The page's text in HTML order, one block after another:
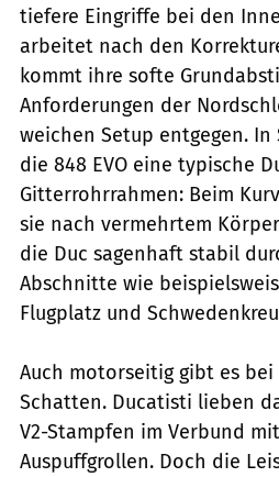
tiefere Eingriffe bei den
arbeitet nach den
kommt ihre softe
Anforderungen der
weichen Setup entgegen.
die 848 EVO eine typische
Gitterrohrrahmen: Beim
sie nach vermehrtem
die Duc sagenhaft stabil
Abschnitte wie
Flugplatz und
Auch motorseitig gibt es bei
Schatten. Ducatisti lieben
V2-Stampfen im Verbund
Auspuffgrollen. Doch die